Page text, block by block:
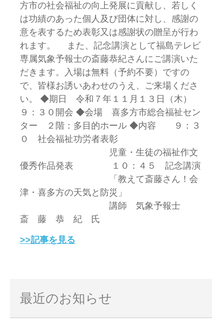
方市の社会福祉の向上発展に貢献し、若しく
は功績のあった個人及び団体に対し、感謝の
意を表するため表彰又は感謝状の贈呈が行わ
れます。 また、記念講演として福島テレビ
専属気象予報士の斎藤恭紀さんにご講演いた
だきます。入場は無料（予約不要）ですの
で、皆様お誘いあわせのうえ、ご来場くださ
い。 ◆期日 令和７年１１月１３日（木）
９：３０開会 ◆会場 喜多方市総合福祉セン
ター ２階：多目的ホール ◆内容 ９：３
０ 社会福祉功労者表彰
児童・生徒の福祉作文
優秀作品発表 １０：４５ 記念講演
「教えて斎藤さん！会
津・喜多方の天気と防災」
講師 気象予報士
斎 藤 恭 紀 氏
>>記事を見る
最近のお知らせ